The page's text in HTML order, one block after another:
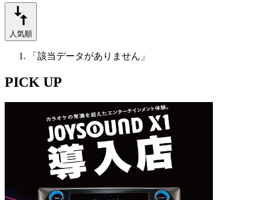
人気順
「該当データがありません」
PICK UP